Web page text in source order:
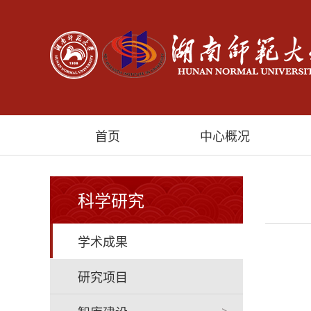
首页 中心概况
科学研究
学术成果
研究项目